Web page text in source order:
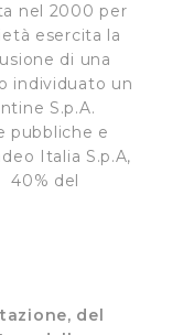
nel 2000 per
esercita la
di una
individuato un
S.p.A.
pubbliche e
Italia S.p.A,
40% del
del